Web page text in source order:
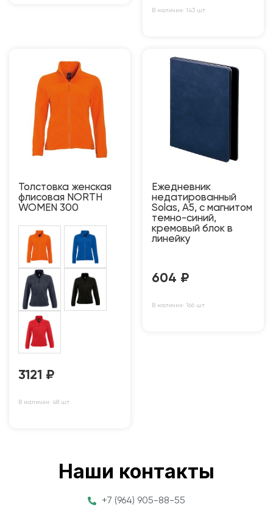
В наличии: 143 шт
Толстовка женская
флисовая NORTH
WOMEN 300
3121 ₽
В наличии: 48 шт
Ежедневник
недатированный
Solas, А5, с магнитом
темно-синий,
кремовый блок в
линейку
604 ₽
В наличии: 166 шт
Наши контакты
+7 (964) 905-88-55